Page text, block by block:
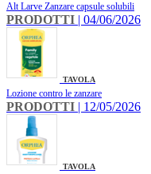
Alt Larve Zanzare capsule solubili
PRODOTTI | 04/06/2026
TAVOLA
Lozione contro le zanzare
PRODOTTI | 12/05/2026
TAVOLA